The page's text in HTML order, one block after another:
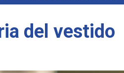
del vestido